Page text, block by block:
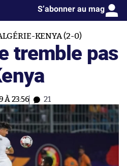
S’abonner au mag
KENYA (2-0)
tremble pas
À 23:56 21